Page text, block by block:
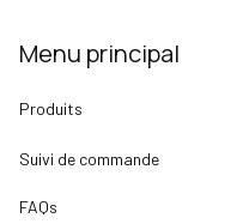
Menu principal
Produits
Suivi de commande
FAQs